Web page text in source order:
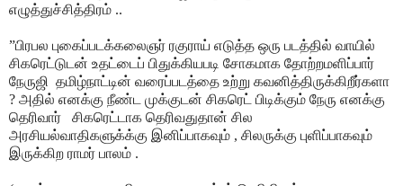
எழுத்துச்சித்திரம் ..
”பிரபல புகைப்படக்கலைஞர் ரகுராய் எடுத்த ஒரு படத்தில் வாயில்
சிகரெட்டுடன் உதட்டைப் பிதுக்கியபடி சோகமாக தோற்றமளிப்பார்
நேருஜி தமிழ்நாட்டின் வரைப்படத்தை உற்று கவனித்திருக்கிறீர்களா
? அதில் எனக்கு நீண்ட முக்குடன் சிகரெட் பிடிக்கும் நேரு எனக்கு
தெரிவார்
சிகரெட்டாக தெரிவதுதான் சில
அரசியல்வாதிகளுக்க்கு இனிப்பாகவும் , சிலருக்கு புளிப்பாகவும்
இருக்கிற ராமர் பாலம் .